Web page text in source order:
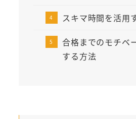
スキマ時間を活用
合格までのモチベ
する方法